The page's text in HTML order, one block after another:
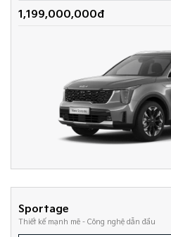
1,199,000,000đ
Sportage
Thiết kế mạnh mẽ - Công nghệ dẫn đầu